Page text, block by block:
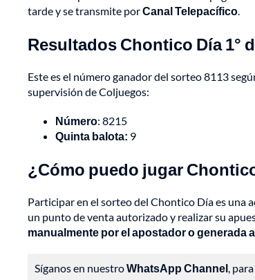
tarde y se transmite porCanal Telepacífico.
Resultados Chontico Día 1°
Este es el número ganador del sorteo 8113
supervisión de Coljuegos:
Número: 8215
Quinta balota: 9
¿Cómo puedo jugar
Participar en el sorteo del Chontico Día es una
un punto de venta autorizado y realizar su
manualmente por el apostador o generada
Síganos en nuestroWhatsApp Channel,